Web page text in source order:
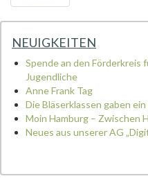
NEUIGKEITEN
Spende an den Förderkreis
Jugendliche
Anne Frank Tag
Die Bläserklassen gaben
Moin Hamburg – Zwischen
Neues aus unserer AG